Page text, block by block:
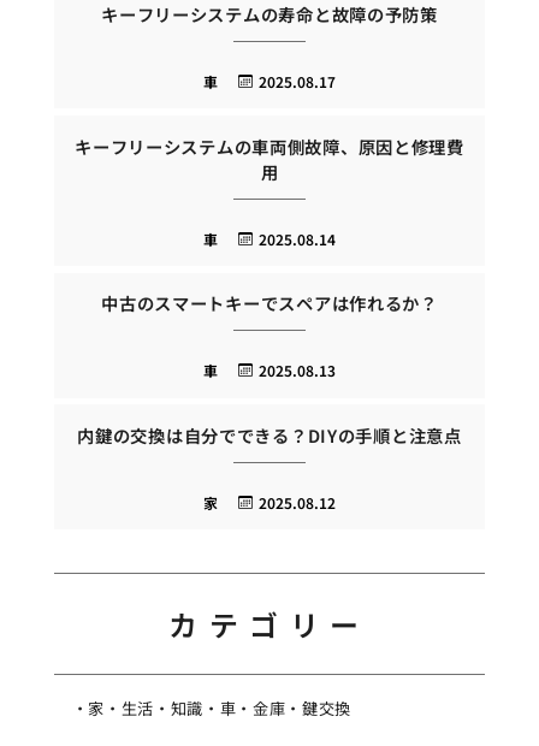
キーフリーシステムの寿命と故障の予防策
2025.08.17
車
キーフリーシステムの車両側故障、原因と修理費
用
2025.08.14
車
中古のスマートキーでスペアは作れるか？
2025.08.13
車
内鍵の交換は自分でできる？DIYの手順と注意点
2025.08.12
家
カテゴリー
家 生活 知識 車 金庫 鍵交換